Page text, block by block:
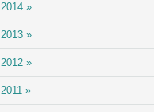
2014 »
2013 »
2012 »
2011 »